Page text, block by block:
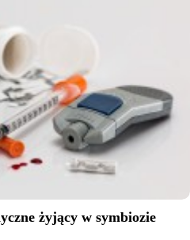
żyjący w symbiozie